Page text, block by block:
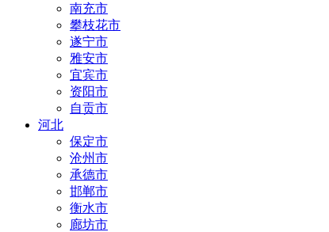
南充市
攀枝花市
遂宁市
雅安市
宜宾市
资阳市
自贡市
河北
保定市
沧州市
承德市
邯郸市
衡水市
廊坊市